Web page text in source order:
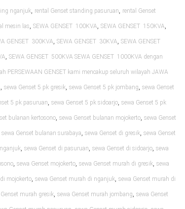
nganjuk, rental Genset standing pasuruan, rental Genset
mesin las, SEWA GENSET 100KVA, SEWA GENSET 150KVA,
GENSET 300KVA, SEWA GENSET 30KVA, SEWA GENSET
, SEWA GENSET 500KVA SEWA GENSET 1000KVA dengan
PERSEWAAN GENSET kami mencakup seluruh wilayah JAWA
, sewa Genset 5 pk gresik, sewa Genset 5 pk jombang, sewa Genset
5 pk pasuruan, sewa Genset 5 pk sidoarjo, sewa Genset 5 pk
bulanan kertosono, sewa Genset bulanan mojokerto, sewa Genset
sewa Genset bulanan surabaya, sewa Genset di gresik, sewa Genset
, sewa Genset di pasuruan, sewa Genset di sidoarjo, sewa
, sewa Genset mojokerto, sewa Genset murah di gresik, sewa
mojokerto, sewa Genset murah di nganjuk, sewa Genset murah di
murah gresik, sewa Genset murah jombang, sewa Genset